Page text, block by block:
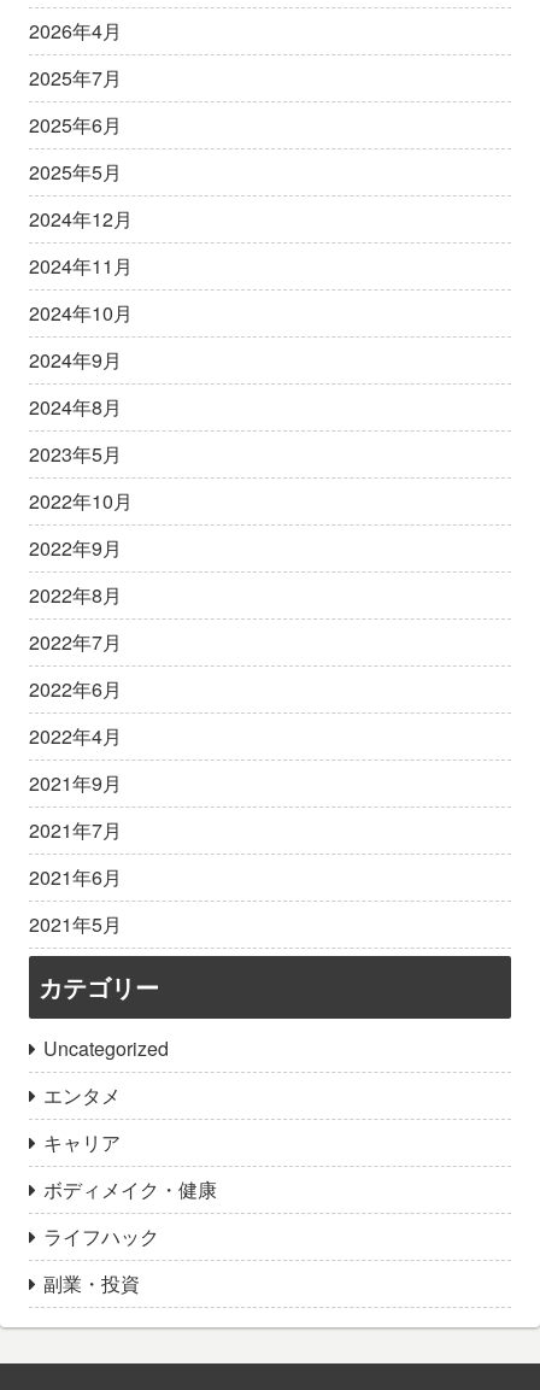
2026年4月
2025年7月
2025年6月
2025年5月
2024年12月
2024年11月
2024年10月
2024年9月
2024年8月
2023年5月
2022年10月
2022年9月
2022年8月
2022年7月
2022年6月
2022年4月
2021年9月
2021年7月
2021年6月
2021年5月
カテゴリー
Uncategorized
エンタメ
キャリア
ボディメイク・健康
ライフハック
副業・投資